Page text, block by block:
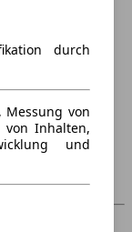
durch
Messung von
von Inhalten,
und